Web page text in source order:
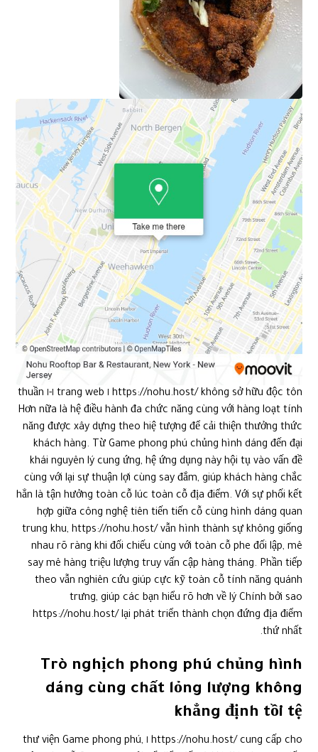
https://nohu.host/ không sở hữu độc tôn ١ trang web ١-١ thuần
Hơn nữa là hệ điều hành đa chức năng cùng với hàng loạt tính
năng được xây dựng theo hiệ tượng để cải thiện thưởng thức
khách hàng. Từ Game phong phú chủng hình dáng đến đại
khái nguyên lý cung ứng, hệ ứng dụng này hội tụ vào vấn đề
cùng với lại sự thuận lợi cùng say đắm, giúp khách hàng chắc
hẳn là tận hưởng toàn cỗ lúc toàn cỗ địa điểm. Với sự phối kết
hợp giữa công nghệ tiên tiến tiến cỗ cùng hình dáng quan
trung khu, https://nohu.host/ vẫn hình thành sự không giống
nhau rõ ràng khi đối chiếu cùng với toàn cỗ phe đối lập, mê
say mê hàng triệu lượng truy vấn cập hàng tháng. Phần tiếp
theo vẫn nghiên cứu giúp cực kỹ toàn cỗ tính năng quánh
trưng, giúp các bạn hiểu rõ hơn về lý Chính bởi sao
https://nohu.host/ lại phát triển thành chọn đứng địa điểm
thứ nhất.
Trò nghịch phong phú chủng hình
dáng cùng chất lỏng lượng không
khẳng định tồi tệ
https://nohu.host/ cung cấp cho ١ thư viện Game phong phú,